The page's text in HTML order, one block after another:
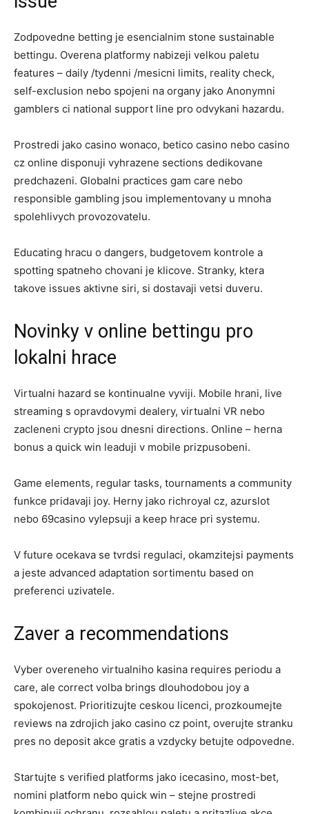
Zodpovedne betting je esencialnim stone sustainable
bettingu. Overena platformy nabizeji velkou paletu
features – daily /tydenni /mesicni limits, reality check,
self-exclusion nebo spojeni na organy jako Anonymni
gamblers ci national support line pro odvykani hazardu.
Prostredi jako casino wonaco, betico casino nebo casino
cz online disponuji vyhrazene sections dedikovane
predchazeni. Globalni practices gam care nebo
responsible gambling jsou implementovany u mnoha
spolehlivych provozovatelu.
Educating hracu o dangers, budgetovem kontrole a
spotting spatneho chovani je klicove. Stranky, ktera
takove issues aktivne siri, si dostavaji vetsi duveru.
Novinky v online bettingu pro
lokalni hrace
Virtualni hazard se kontinualne vyviji. Mobile hrani, live
streaming s opravdovymi dealery, virtualni VR nebo
zacleneni crypto jsou dnesni directions. Online – herna
bonus a quick win leaduji v mobile prizpusobeni.
Game elements, regular tasks, tournaments a community
funkce pridavaji joy. Herny jako richroyal cz, azurslot
nebo 69casino vylepsuji a keep hrace pri systemu.
V future ocekava se tvrdsi regulaci, okamzitejsi payments
a jeste advanced adaptation sortimentu based on
preferenci uzivatele.
Zaver a recommendations
Vyber overeneho virtualniho kasina requires periodu a
care, ale correct volba brings dlouhodobou joy a
spokojenost. Prioritizujte ceskou licenci, prozkoumejte
reviews na zdrojich jako casino cz point, overujte stranku
pres no deposit akce gratis a vzdycky betujte odpovedne.
Startujte s verified platforms jako icecasino, most-bet,
nomini platform nebo quick win – stejne prostredi